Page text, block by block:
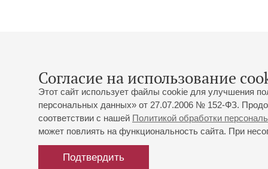
Согласие на использование
Этот сайт использует файлы cookie для улучшения
персональных данных» от 27.07.2006 № 152-ФЗ.
соответствии с нашей Политикой обработки
может повлиять на функциональность сайта. При
Подтвердить